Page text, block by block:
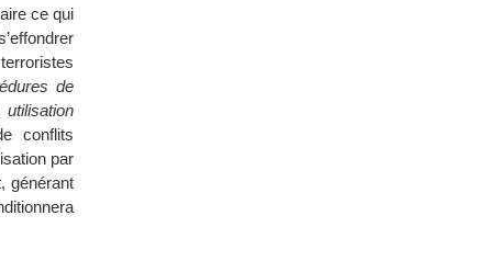
ce qui
de
conflits
par
générant